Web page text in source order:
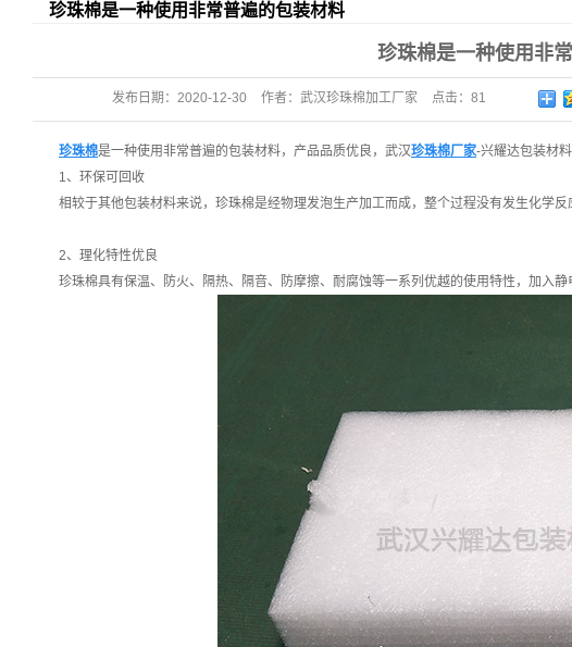
珍珠棉是一种使用非常普遍的包装材料
珍珠棉是一种使用非
发布日期： 2020-12-30 作者： 武汉珍珠棉加工厂家 点击： 81
珍珠棉是一种使用非常普遍的包装材料，产品品质优良，武汉珍珠棉厂家-兴耀达包装材
1、环保可回收
相较于其他包装材料来说，珍珠棉是经物理发泡生产加工而成，整个过程没有发生化学反
2、理化特性优良
珍珠棉具有保温、防火、隔热、隔音、防摩擦、耐腐蚀等一系列优越的使用特性，加入静